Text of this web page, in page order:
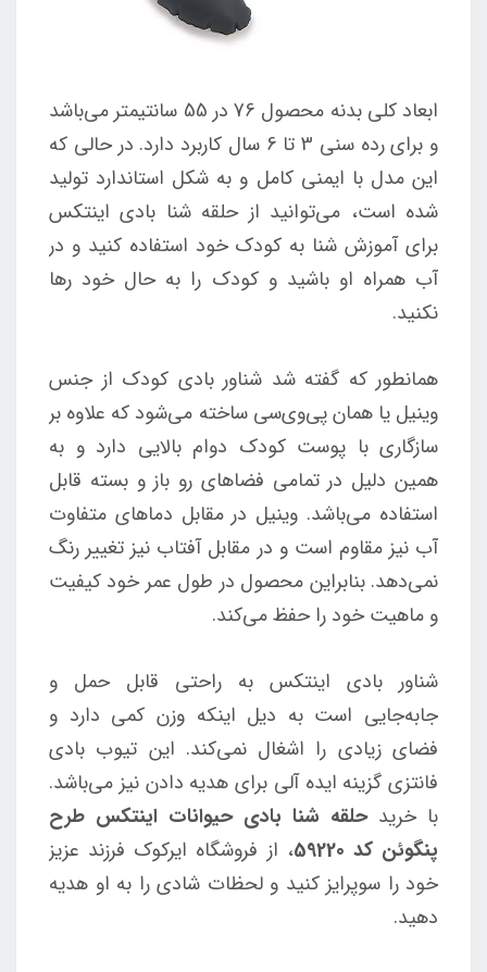
ابعاد کلی بدنه محصول 76 در 55 سانتیمتر می‌باشد
و برای رده سنی 3 تا 6 سال کاربرد دارد. در حالی که
این مدل با ایمنی کامل و به شکل استاندارد تولید
شده است، می‌توانید از حلقه شنا بادی اینتکس
برای آموزش شنا به کودک خود استفاده کنید و در
آب همراه او باشید و کودک را به حال خود رها
نکنید.
همانطور که گفته شد شناور بادی کودک از جنس
وینیل یا همان پی‌وی‌سی ساخته می‌شود که علاوه بر
سازگاری با پوست کودک دوام بالایی دارد و به
همین دلیل در تمامی فضاهای رو باز و بسته قابل
استفاده می‌باشد. وینیل در مقابل دماهای متفاوت
آب نیز مقاوم است و در مقابل آفتاب نیز تغییر رنگ
نمی‌دهد. بنابراین محصول در طول عمر خود کیفیت
و ماهیت خود را حفظ می‌کند.
شناور بادی اینتکس به راحتی قابل حمل و
جابه‌جایی است به دیل اینکه وزن کمی دارد و
فضای زیادی را اشغال نمی‌کند. این تیوب بادی
فانتزی گزینه ایده آلی برای هدیه دادن نیز می‌باشد.
با خریدحلقه شنا بادی حیوانات اینتکس طرح
پنگوئن کد 59220
، از فروشگاه ایرکوک فرزند عزیز
خود را سوپرایز کنید و لحظات شادی را به او هدیه
دهید.